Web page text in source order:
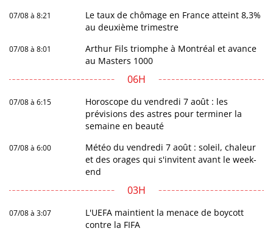
07/08 à 8:21
Le taux de chômage en France atteint 8,3%
au deuxième trimestre
07/08 à 8:01
Arthur Fils triomphe à Montréal et avance
au Masters 1000
06H
07/08 à 6:15
Horoscope du vendredi 7 août : les
prévisions des astres pour terminer la
semaine en beauté
07/08 à 6:00
Météo du vendredi 7 août : soleil, chaleur
et des orages qui s'invitent avant le week-
end
03H
07/08 à 3:07
L'UEFA maintient la menace de boycott
contre la FIFA